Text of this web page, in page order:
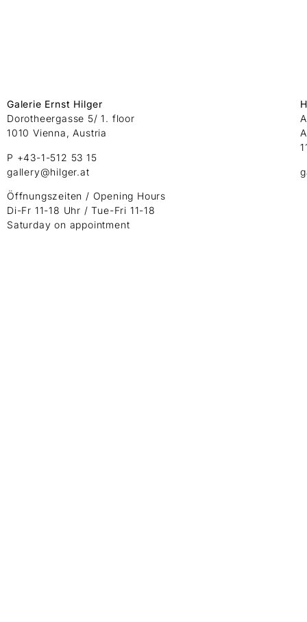
Galerie Ernst Hilger
Dorotheergasse 5/ 1. floor
1010 Vienna, Austria
P +43-1-512 53 15
gallery@hilger.at
Öffnungszeiten / Opening Hours
Di-Fr 11-18 Uhr / Tue-Fri 11-18
Saturday on appointment